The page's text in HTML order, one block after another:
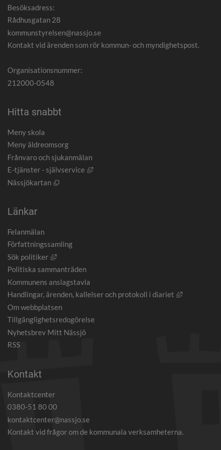
Besöksadress:
Rådhusgatan 28
kommunstyrelsen@nassjo.se
Kontakt vid ärenden som rör kommun- och myndighetspost.
Organisationsnummer:
212000-0548
Hitta snabbt
Meny skola
Meny äldreomsorg
Frånvaro och sjukanmälan
E-tjänster - självservice
Länk till annan webbplats, öppnas i
Nässjökartan
Öppnas i nytt fönster.
Länkar
Felanmälan
Författningssamling
Sök politiker
Länk till annan webbplats, öppnas i nytt fönster.
Politiska sammanträden
Kommunens anslagstavla
Handlingar, ärenden, kallelser och protokoll i diariet
Länk till
Om webbplatsen
Tillgänglighetsredogörelse
Nyhetsbrev Mitt Nässjö
RSS
Kontakt
Kontaktcenter
0380-51 80 00
kontaktcenter@nassjo.se
Kontakt vid frågor om de kommunala verksamheterna.